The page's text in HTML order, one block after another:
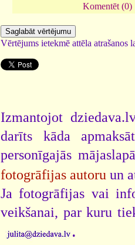
Komentēt (0)
Vērtējums ietekmē attēla atrašanos
Izmantojot
darīts kāda
personīgajās
fotogrāfijas autoru un
Ja fotogrāfijas vai
veikšanai, par kuru
.